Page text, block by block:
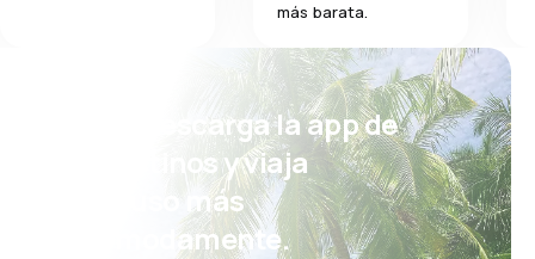
más barata.
¡Eh! Descarga la app de
eDestinos y viaja
incluso más
cómodamente.